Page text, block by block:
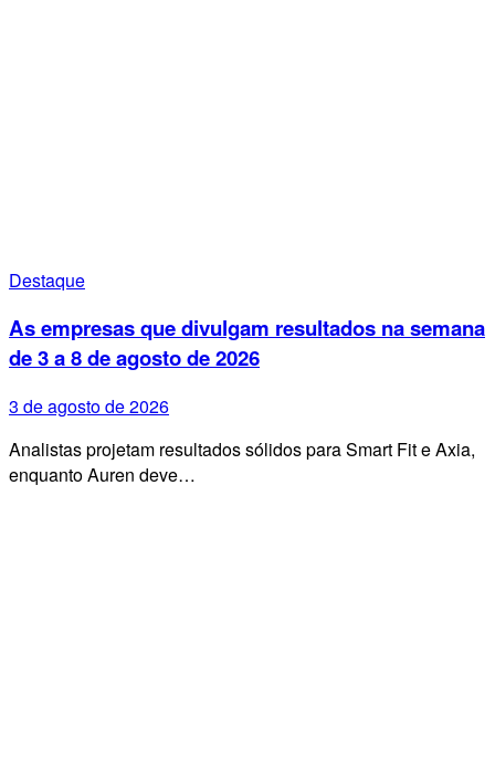
Destaque
As empresas que divulgam resultados na semana
de 3 a 8 de agosto de 2026
3 de agosto de 2026
Analistas projetam resultados sólidos para Smart Fit e Axia,
enquanto Auren deve…